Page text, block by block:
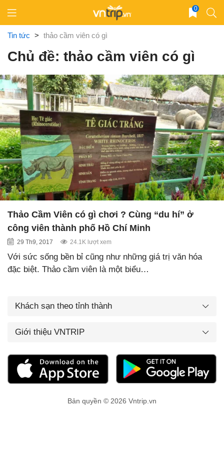
content
0
Tin tức > thảo cầm viên có gì
Chủ đề: thảo cầm viên có gì
Thảo Cầm Viên có gì chơi ? Cùng “du hí” ở
công viên thành phố Hồ Chí Minh
29 Th9, 2017 24.1K lượt xem
Với sức sống bền bỉ cũng như những giá trị văn hóa
đặc biệt. Thảo cầm viên là một biểu…
Khách sạn theo tỉnh thành
Giới thiệu VNTRIP
Bản quyền © 2026 Vntrip.vn